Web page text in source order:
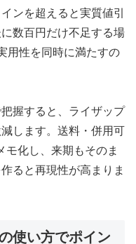
ンを超えると実質値引
数百円だけ不足する場
用性を同時に満たすの
握すると、ライザップ
します。送料・併用可
化し、来期もそのま
ると再現性が高まりま
使い方でポイン